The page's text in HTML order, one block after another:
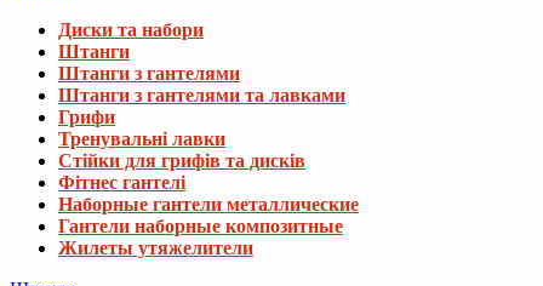
Диски та набори
Штанги
Штанги з гантелями
Штанги з гантелями та лавками
Грифи
Тренувальні лавки
Стійки для грифів та дисків
Фітнес гантелі
Наборные гантели металлические
Гантели наборные композитные
Жилеты утяжелители